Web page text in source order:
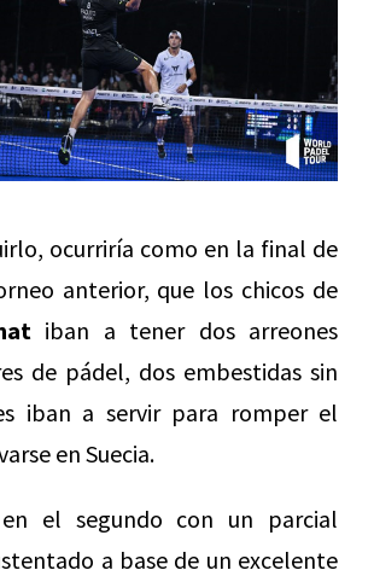
ocurriría como en la final de
anterior, que los chicos de
iban a tener dos arreones
de pádel, dos embestidas sin
iban a servir para romper el
en Suecia.
en el segundo con un parcial
a base de un excelente